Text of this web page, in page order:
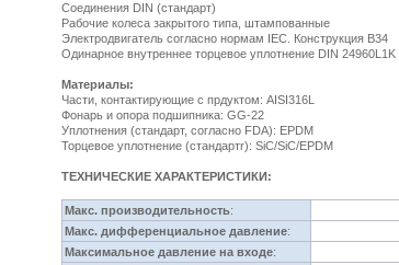
Соединения DIN (стандарт)
Рабочие колеса закрытого типа, штампованные
Электродвигатель согласно нормам IEC. Конструкция В34
Одинарное внутреннее торцевое уплотнение DIN 24960L1K
Материалы:
Части, контактирующие с прдуктом: AISI316L
Фонарь и опора подшипника: GG-22
Уплотнения (стандарт, согласно FDA): EPDM
Торцевое уплотнение (стандартr): SiC/SiC/EPDM
ТЕХНИЧЕСКИЕ ХАРАКТЕРИСТИКИ:
Макс. производительность:
Макс. дифференциальное давление:
Максимальное давление на входе: